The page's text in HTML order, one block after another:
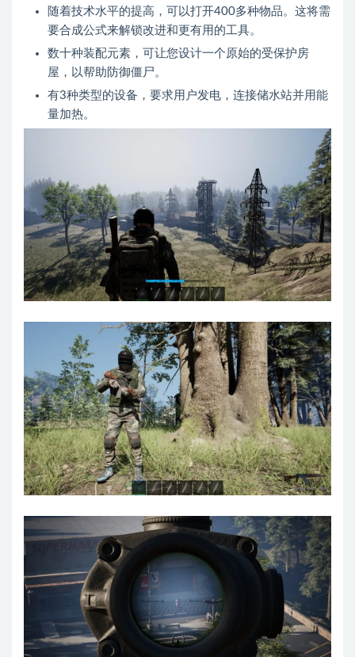
随着技术水平的提高，可以打开400多种物品。这将需
要合成公式来解锁改进和更有用的工具。
数十种装配元素，可让您设计一个原始的受保护房
屋，以帮助防御僵尸。
有3种类型的设备，要求用户发电，连接储水站并用能
量加热。